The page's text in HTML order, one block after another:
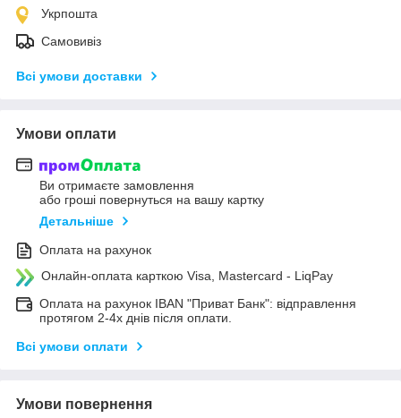
Укрпошта
Самовивіз
Всі умови доставки
Умови оплати
Ви отримаєте замовлення
або гроші повернуться на вашу картку
Детальніше
Оплата на рахунок
Онлайн-оплата карткою Visa, Mastercard - LiqPay
Оплата на рахунок IBAN "Приват Банк": відправлення
протягом 2-4х днів після оплати.
Всі умови оплати
Умови повернення